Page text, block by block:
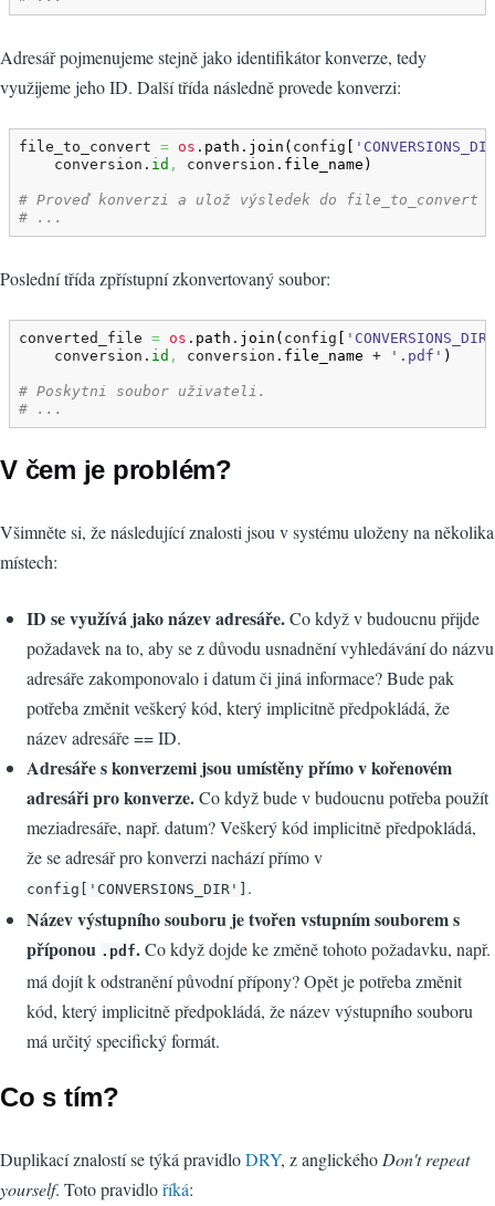
Adresář pojmenujeme stejně jako identifikátor konverze, tedy
využijeme jeho ID. Další třída následně provede konverzi:
file_to_convert = os . path . join ( config
    conversion.
id , conversion. file_name )
# Proveď konverzi a ulož výsledek do
# ...
Poslední třída zpřístupní zkonvertovaný soubor:
converted_file = os . path . join ( config
'CONVERSIONS_DIR'
    conversion.
id , conversion. file_name + '.pdf' )
# Poskytni soubor uživateli.
# ...
V čem je problém?
Všimněte si, že následující znalosti jsou v systému uloženy na několika
místech:
ID se využívá jako název adresáře.Co když v budoucnu přijde
požadavek na to, aby se z důvodu usnadnění vyhledávání do názvu
adresáře zakomponovalo i datum či jiná informace? Bude pak
potřeba změnit veškerý kód, který implicitně předpokládá, že
název adresáře == ID.
Adresáře s konverzemi jsou umístěny přímo v kořenovém
adresáři pro konverze.Co když bude v budoucnu potřeba použít
meziadresáře, např. datum? Veškerý kód implicitně předpokládá,
že se adresář pro konverzi nachází přímo v
config['CONVERSIONS_DIR'] .
Název výstupního souboru je tvořen vstupním souborem s
příponou .pdf.Co když dojde ke změně tohoto požadavku, např.
má dojít k odstranění původní přípony? Opět je potřeba změnit
kód, který implicitně předpokládá, že název výstupního souboru
má určitý specifický formát.
Co s tím?
Duplikací znalostí se týká pravidloDRY, z anglického Don't repeat
yourself. Toto pravidloříká: